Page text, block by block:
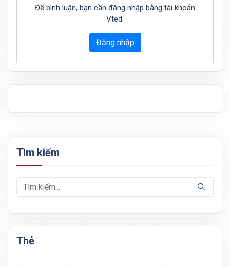
Để bình luận, bạn cần đăng nhập bằng tài khoản
Vted.
Đăng nhập
Tìm kiếm
Thẻ